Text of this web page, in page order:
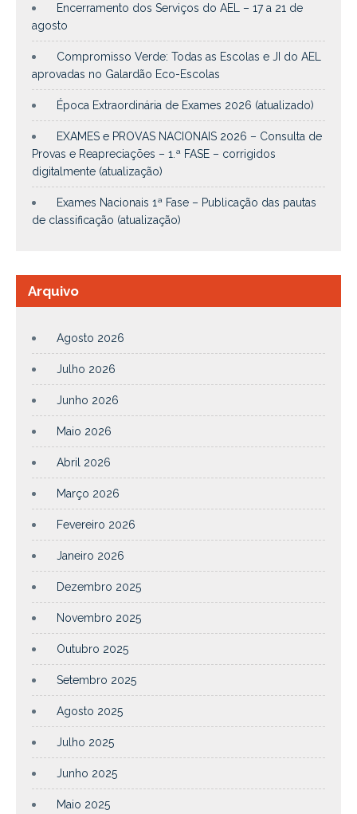
Encerramento dos Serviços do AEL – 17 a 21 de
agosto
Compromisso Verde: Todas as Escolas e JI do AEL
aprovadas no Galardão Eco-Escolas
Época Extraordinária de Exames 2026 (atualizado)
EXAMES e PROVAS NACIONAIS 2026 – Consulta de
Provas e Reapreciações – 1.ª FASE – corrigidos
digitalmente (atualização)
Exames Nacionais 1ª Fase – Publicação das pautas
de classificação (atualização)
Arquivo
Agosto 2026
Julho 2026
Junho 2026
Maio 2026
Abril 2026
Março 2026
Fevereiro 2026
Janeiro 2026
Dezembro 2025
Novembro 2025
Outubro 2025
Setembro 2025
Agosto 2025
Julho 2025
Junho 2025
Maio 2025